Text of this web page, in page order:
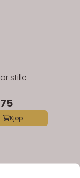
stille
Kjøp